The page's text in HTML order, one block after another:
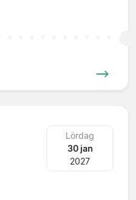
Lördag
30 jan
2027